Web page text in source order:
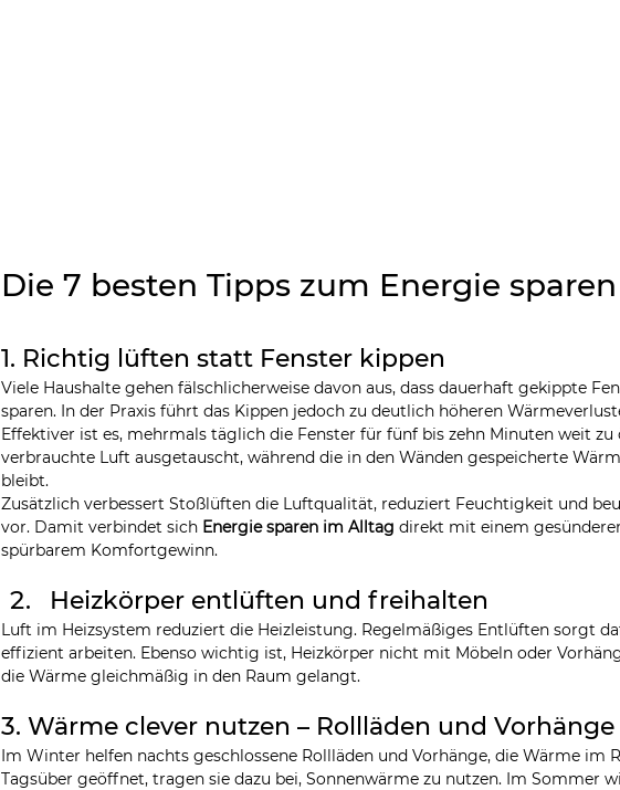
Die 7 besten Tipps zum Energie
1. Richtig lüften statt Fenster kippen
Viele Haushalte gehen fälschlicherweise davon aus, dass dauerhaft gekippte
sparen. In der Praxis führt das Kippen jedoch zu deutlich höheren
Effektiver ist es, mehrmals täglich die Fenster für fünf bis zehn Minuten weit zu
verbrauchte Luft ausgetauscht, während die in den Wänden gespeicherte
bleibt.
Zusätzlich verbessert Stoßlüften die Luftqualität, reduziert Feuchtigkeit und
vor. Damit verbindet sich Energie sparen im Alltag direkt mit einem
spürbarem Komfortgewinn.
Heizkörper entlüften und freihalten
Luft im Heizsystem reduziert die Heizleistung. Regelmäßiges Entlüften sorgt
effizient arbeiten. Ebenso wichtig ist, Heizkörper nicht mit Möbeln oder
die Wärme gleichmäßig in den Raum gelangt.
3. Wärme clever nutzen – Rollläden und Vorhänge
Im Winter helfen nachts geschlossene Rollläden und Vorhänge, die Wärme im
Tagsüber geöffnet, tragen sie dazu bei, Sonnenwärme zu nutzen. Im Sommer